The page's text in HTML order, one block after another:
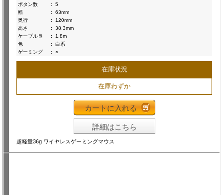
ボタン数
:
5
幅
:
63mm
奥行
:
120mm
高さ
:
38.3mm
ケーブル長
:
1.8m
色
:
白系
ゲーミング
: ○
在庫状況
在庫わずか
カートに入れる
詳細はこちら
超軽量36g ワイヤレスゲーミングマウス